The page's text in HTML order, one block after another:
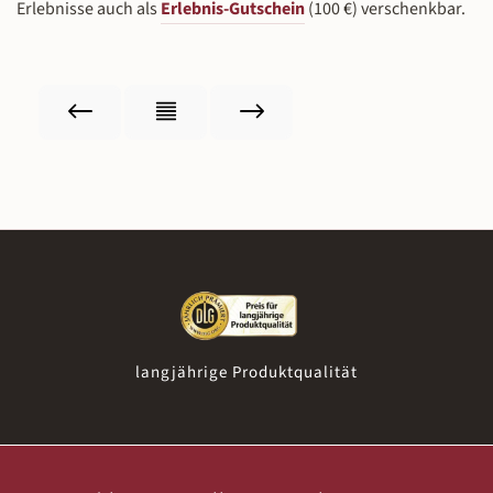
Erlebnisse auch alsErlebnis-Gutschein(100 €) verschenkbar.
langjährige Produktqualität